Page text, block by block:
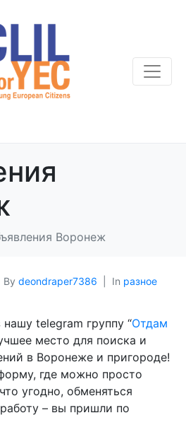
Воронеж
By deondraper7386 In разное
telegram группу “Отдам
место для поиска и
в Воронеже и пригороде!
где можно просто
угодно, обменяться
– вы пришли по